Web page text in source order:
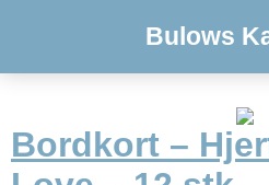
Bulows
Bordkort –